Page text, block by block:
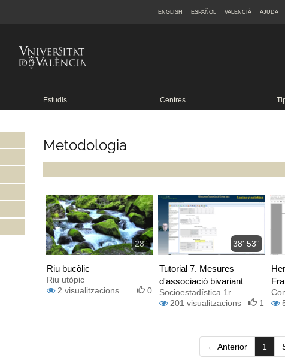
ENGLISH ESPAÑOL VALENCIÀ AJUDA
Estudis Centres
Metodologia
28''
Riu bucòlic
Riu utòpic
2 visualitzacions 0
38' 53''
Tutorial 7. Mesures
d'associació bivariant
Socioestadística 1r
201 visualitzacions 1
← Anterior 1